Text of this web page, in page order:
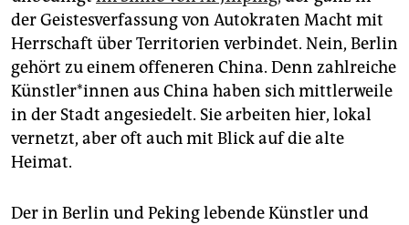
abo
genossenschaft
epaper login
der Geistesverfassung von Autokraten Macht mit
Herrschaft über Territorien verbindet. Nein, Berlin
gehört zu einem offeneren China. Denn zahlreiche
Künst­le­r*in­nen aus China haben sich mittlerweile
in der Stadt angesiedelt. Sie arbeiten hier, lokal
vernetzt, aber oft auch mit Blick auf die alte
Heimat.
Der in Berlin und Peking lebende Künstler und